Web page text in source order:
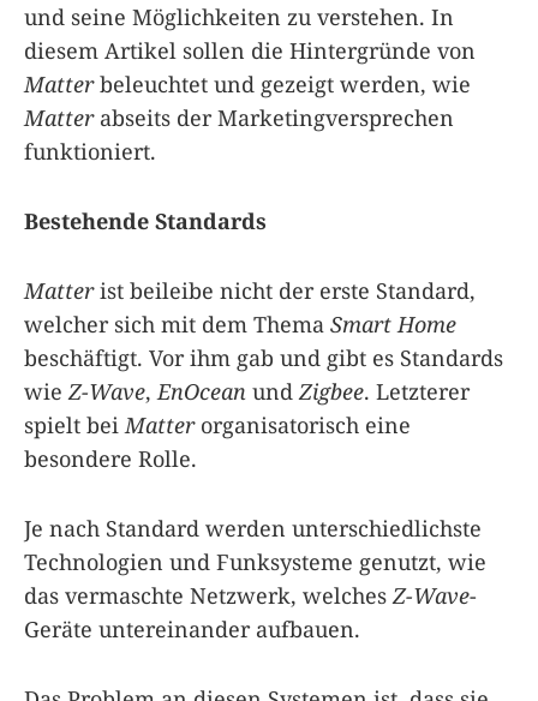
und seine Möglichkeiten zu verstehen. In
diesem Artikel sollen die Hintergründe von
Matterbeleuchtet und gezeigt werden, wie
Matterabseits der Marketingversprechen
funktioniert.
Bestehende Standards
Matterist beileibe nicht der erste Standard,
welcher sich mit dem Thema Smart Home
beschäftigt. Vor ihm gab und gibt es Standards
wie Z-Wave, EnOcean und Zigbee. Letzterer
spielt bei Matterorganisatorisch eine
besondere Rolle.
Je nach Standard werden unterschiedlichste
Technologien und Funksysteme genutzt, wie
das vermaschte Netzwerk, welches Z-Wave-
Geräte untereinander aufbauen.